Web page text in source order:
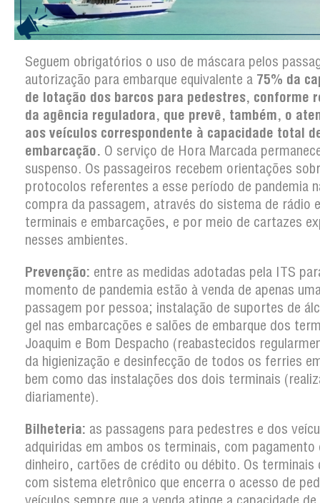
Seguem obrigatórios o uso de máscara pelos
autorização para embarque equivalente a 75% da
de lotação dos barcos para pedestres, conforme
da agência reguladora, que prevê, também, o
aos veículos correspondente à capacidade total
embarcação. O serviço de Hora Marcada
suspenso. Os passageiros recebem orientações
protocolos referentes a esse período de pandemia
compra da passagem, através do sistema de rádio
terminais e embarcações, e por meio de cartazes
nesses ambientes.
Prevenção: entre as medidas adotadas pela ITS
momento de pandemia estão à venda de apenas
passagem por pessoa; instalação de suportes de
gel nas embarcações e salões de embarque dos
Joaquim e Bom Despacho (reabastecidos
da higienização e desinfecção de todos os ferries
bem como das instalações dos dois terminais
diariamente).
Bilheteria: as passagens para pedestres e dos
adquiridas em ambos os terminais, com pagamento
dinheiro, cartões de crédito ou débito. Os terminais
com sistema eletrônico que encerra o acesso de